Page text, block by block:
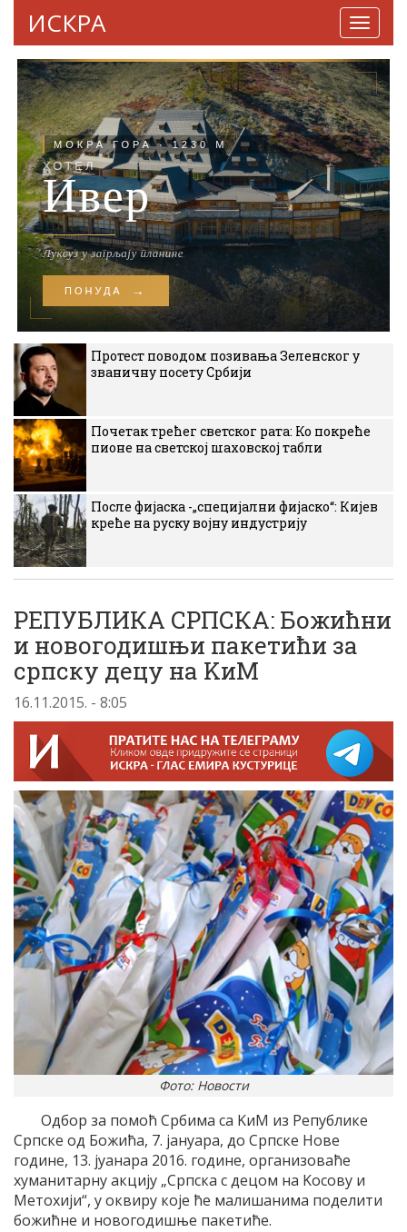
ИСКРА
Протест поводом позивања Зеленског у
званичну посету Србији
Почетак трећег светског рата: Ко покреће
пионе на светској шаховској табли
После фијаска -„специјални фијаско“: Кијев
креће на руску војну индустрију
РЕПУБЛИКА СРПСКА: Божићни
и новогодишњи пакетићи за
српску децу на KиM
16.11.2015. - 8:05
Фото: Новости
Oдбор за помоћ Србима са KиM из Републике
Српске од Божића, 7. jануара, до Српске Нове
године, 13. jуанара 2016. године, организоваће
хуманитарну акциjу „Српска с децом на Kосову и
Mетохиjи“, у оквиру коjе ће малишанима поделити
божићне и новогодишње пакетиће.